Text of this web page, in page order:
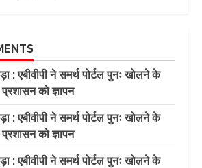
: एबीवीपी ने समर्थ पोर्टल पुनः खोलने के
प्रशासन को ज्ञापन
: एबीवीपी ने समर्थ पोर्टल पुनः खोलने के
प्रशासन को ज्ञापन
: एबीवीपी ने समर्थ पोर्टल पुनः खोलने के